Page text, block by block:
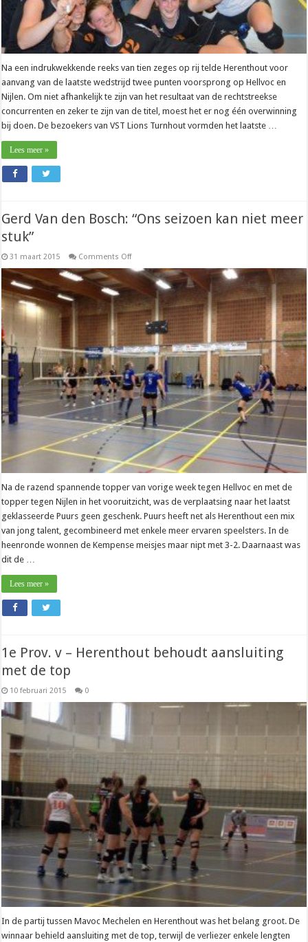
Na een indrukwekkende reeks van tien zeges op rij telde Herenthout voor
aanvang van de laatste wedstrijd twee punten voorsprong op Hellvoc en
Nijlen. Om niet afhankelijk te zijn van het resultaat van de rechtstreekse
concurrenten en zeker te zijn van de titel, moest het er nog één overwinning
bij doen. De bezoekers van VST Lions Turnhout vormden het laatste …
Lees meer »
Gerd Van den Bosch: “Ons seizoen kan niet meer
stuk”
31 maart 2015 Comments Offon
Van
Bosch:
“Ons
seizoen
kan
meer
stuk”
Na de razend spannende topper van vorige week tegen Hellvoc en met de
topper tegen Nijlen in het vooruitzicht, was de verplaatsing naar het laatst
geklasseerde Puurs geen geschenk. Puurs heeft net als Herenthout een mix
van jong talent, gecombineerd met enkele meer ervaren speelsters. In de
heenronde wonnen de Kempense meisjes maar nipt met 3-2. Daarnaast was
dit de …
Lees meer »
1e Prov. v – Herenthout behoudt aansluiting
met de top
10 februari 2015 0
In de partij tussen Mavoc Mechelen en Herenthout was het belang groot. De
winnaar behield aansluiting met de top, terwijl de verliezer enkele lengten